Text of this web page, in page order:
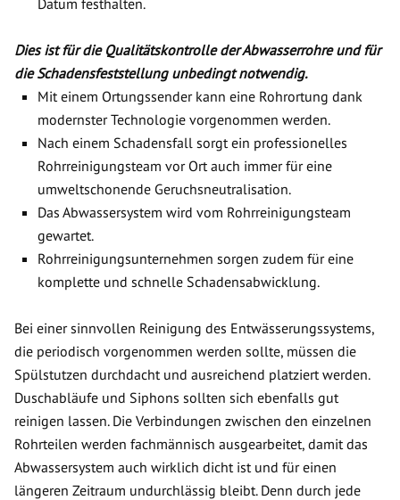
Dies ist für die Qualitätskontrolle der Abwasserrohre und für
die Schadensfeststellung unbedingt notwendig.
Mit einem Ortungssender kann eine Rohrortung dank
modernster Technologie vorgenommen werden.
Nach einem Schadensfall sorgt ein professionelles
Rohrreinigungsteam vor Ort auch immer für eine
umweltschonende Geruchsneutralisation.
Das Abwassersystem wird vom Rohrreinigungsteam
gewartet.
Rohrreinigungsunternehmen sorgen zudem für eine
komplette und schnelle Schadensabwicklung.
Bei einer sinnvollen Reinigung des Entwässerungssystems,
die periodisch vorgenommen werden sollte, müssen die
Spülstutzen durchdacht und ausreichend platziert werden.
Duschabläufe und Siphons sollten sich ebenfalls gut
reinigen lassen. Die Verbindungen zwischen den einzelnen
Rohrteilen werden fachmännisch ausgearbeitet, damit das
Abwassersystem auch wirklich dicht ist und für einen
längeren Zeitraum undurchlässig bleibt. Denn durch jede